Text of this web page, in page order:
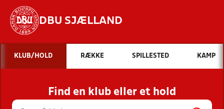
DBU SJÆLLAND
Hvad vil du søge efter?
INDHOLD OG NYHEDER
STILLINGER, RESULTATER, KLUBBER OG
HOLD
KLUB/HOLD RÆKKE SPILLESTED KAMP
Find en klub eller et hold